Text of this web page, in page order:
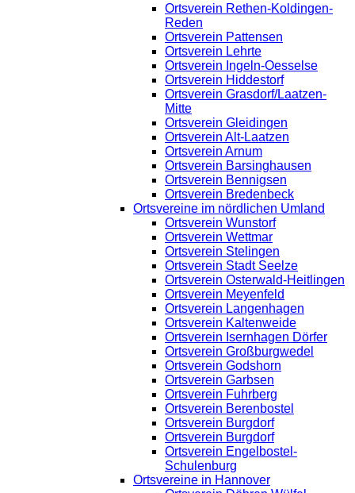
Ortsverein Rethen-Koldingen-
Reden
Ortsverein Pattensen
Ortsverein Lehrte
Ortsverein Ingeln-Oesselse
Ortsverein Hiddestorf
Ortsverein Grasdorf/Laatzen-
Mitte
Ortsverein Gleidingen
Ortsverein Alt-Laatzen
Ortsverein Arnum
Ortsverein Barsinghausen
Ortsverein Bennigsen
Ortsverein Bredenbeck
Ortsvereine im nördlichen Umland
Ortsverein Wunstorf
Ortsverein Wettmar
Ortsverein Stelingen
Ortsverein Stadt Seelze
Ortsverein Osterwald-Heitlingen
Ortsverein Meyenfeld
Ortsverein Langenhagen
Ortsverein Kaltenweide
Ortsverein Isernhagen Dörfer
Ortsverein Großburgwedel
Ortsverein Godshorn
Ortsverein Garbsen
Ortsverein Fuhrberg
Ortsverein Berenbostel
Ortsverein Burgdorf
Ortsverein Burgdorf
Ortsverein Engelbostel-
Schulenburg
Ortsvereine in Hannover